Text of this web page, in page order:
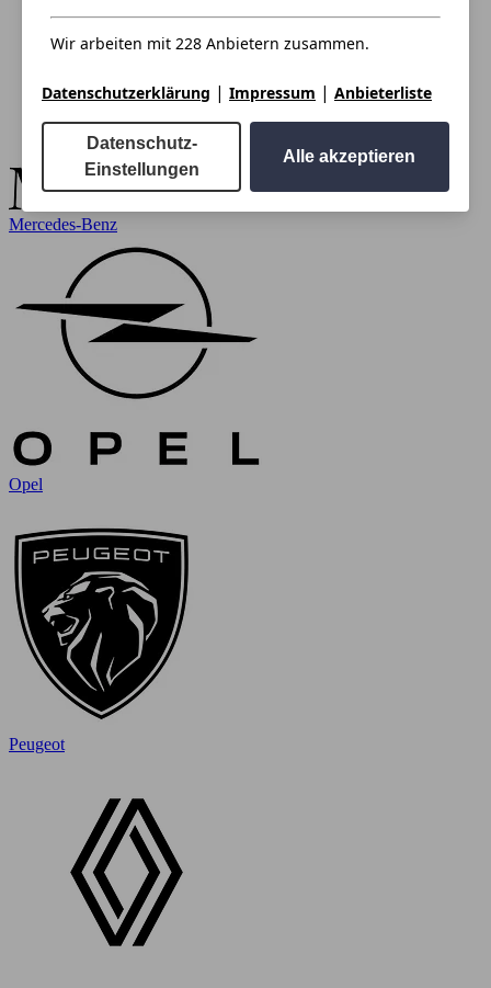
Mercedes-Benz
Opel
Peugeot
Wir arbeiten mit 228 Anbietern zusammen.
Datenschutzerklärung | Impressum | Anbieterliste
Datenschutz-
Einstellungen
Alle akzeptieren